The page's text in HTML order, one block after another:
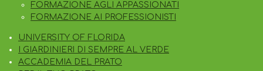
FORMAZIONE AGLI APPASSIONATI
FORMAZIONE AI PROFESSIONISTI
UNIVERSITY OF FLORIDA
I GIARDINIERI DI SEMPRE AL VERDE
ACCADEMIA DEL PRATO